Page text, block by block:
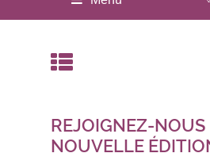
REJOIGNEZ-NOUS
NOUVELLE